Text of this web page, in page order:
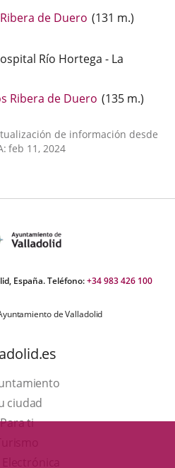
de Duero Enlace
aplicación
(131 m.)
Río Hortega - La
Ribera de Duero Enlace
una
(135 m.)
de información desde
feb 11, 2024
España. Teléfono:+34 983 426 100
de Valladolid
ciudad
Para ti